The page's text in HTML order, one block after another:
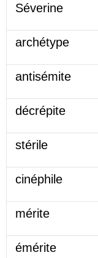
Séverine
archétype
antisémite
décrépite
stérile
cinéphile
mérite
émérite